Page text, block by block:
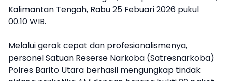
Kalimantan Tengah, Rabu 25 Febuari 2026 pukul
00.10 WIB.
Melalui gerak cepat dan profesionalismenya,
personel Satuan Reserse Narkoba (Satresnarkoba)
Polres Barito Utara berhasil mengungkap tindak